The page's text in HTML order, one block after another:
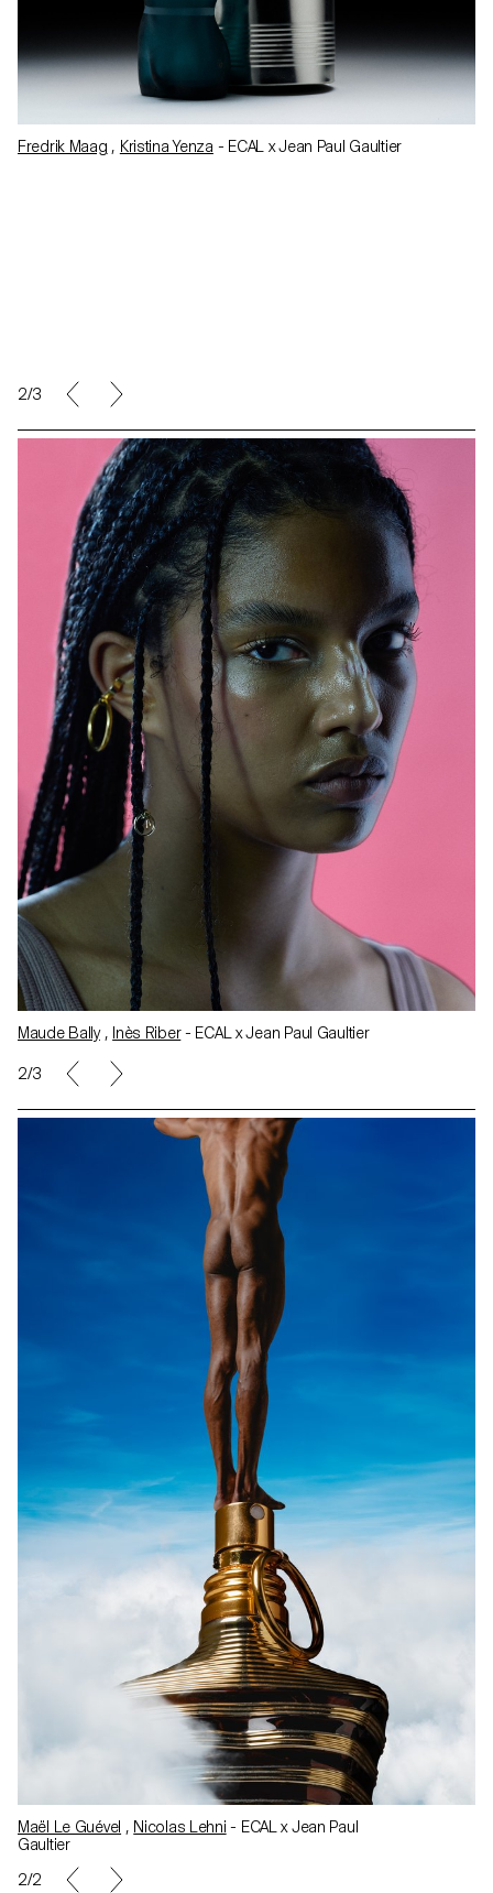
Fredrik Maag , Kristina Yenza - ECAL x Jean Paul Gaultier
2/3
Maude Bally, Inès Riber- ECAL x Jean Paul Gaultier
2/3
Maël Le Guével , Nicolas Lehni - ECAL x Jean Paul
Gaultier
2/2